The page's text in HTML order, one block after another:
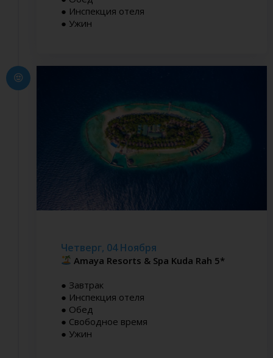
● Инспекция отеля
● Ужин
Четверг, 04 Ноября
Amaya Resorts & Spa Kuda Rah 5*
● Завтрак
● Инспекция отеля
● Обед
● Свободное время
● Ужин